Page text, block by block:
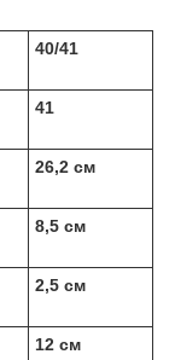
40/41
41
26,2 см
8,5 см
2,5 см
12 см